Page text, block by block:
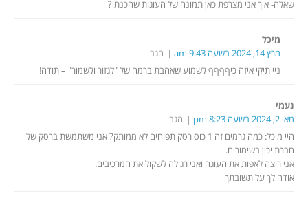
שאלה- איך אני מצרפת כאן תמונה של העוגות שהכנתי?
מיכל
מרץ 14, 2024 בשעה 9:43 am
הגב
ניי תיקי איזה כיףףףף לשמוע שאהבת ברמה של "לגזור ולשמור" – תודה!
נעמי
מאי 2, 2024 בשעה 8:23 pm
הגב
היי מיכל: כמה גרמים זה 1 כוס רסק תפוחים לא ממותק? אני משתמשת ברסק של
חברת יכין בשימורים.
אני רוצה לאפות את העוגה ואני רגילה לשקול את המרכיבים.
אודה לך על תשובתך